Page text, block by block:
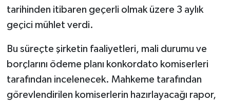
tarihinden itibaren geçerli olmak üzere 3 aylık
geçici mühlet verdi.
Bu süreçte şirketin faaliyetleri, mali durumu ve
borçlarını ödeme planı konkordato komiserleri
tarafından incelenecek. Mahkeme tarafından
görevlendirilen komiserlerin hazırlayacağı rapor,